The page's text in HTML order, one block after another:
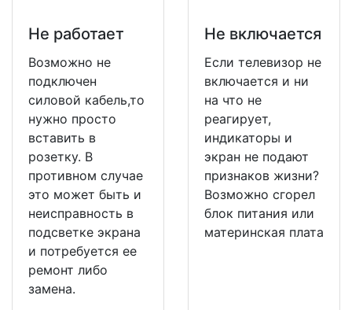
Не работает
Возможно не
подключен
силовой кабель,то
нужно просто
вставить в
розетку. В
противном случае
это может быть и
неисправность в
подсветке экрана
и потребуется ее
ремонт либо
замена.
Не включается
Если телевизор не
включается и ни
на что не
реагирует,
индикаторы и
экран не подают
признаков жизни?
Возможно сгорел
блок питания или
материнская плата